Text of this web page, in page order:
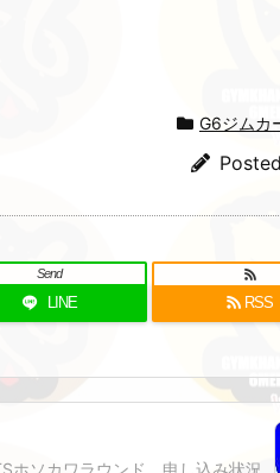
G6ジムカ
LINE
Send
RSS